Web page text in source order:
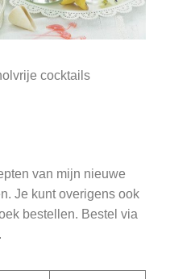
cocktails
van mijn nieuwe
Je kunt overigens ook
bestellen. Bestel via